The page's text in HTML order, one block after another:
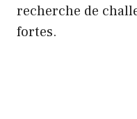
recherche de
fortes.